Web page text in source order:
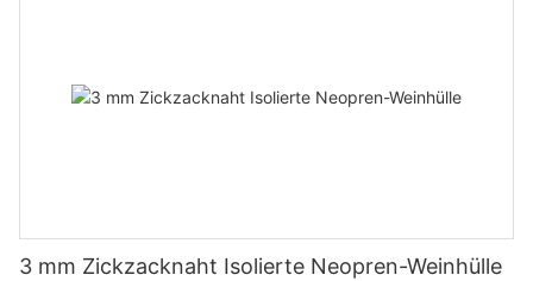
3 mm Zickzacknaht Isolierte Neopren-Weinhülle